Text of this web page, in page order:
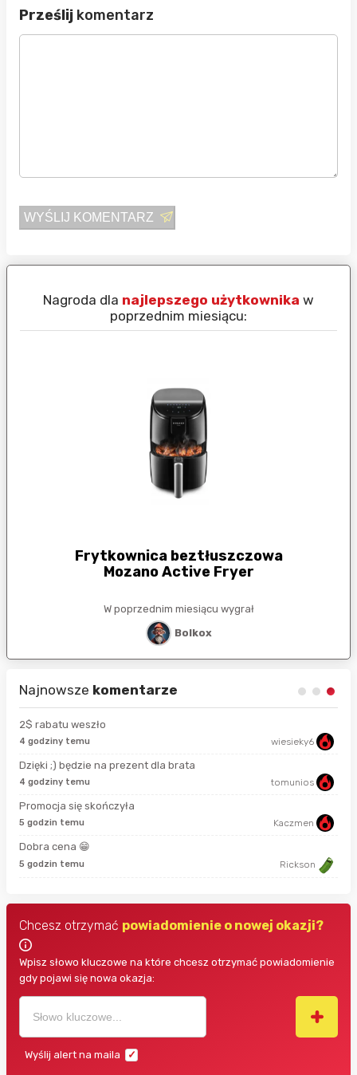
Prześlij komentarz
WYŚLIJ KOMENTARZ
Nagroda dla najlepszego użytkownika w
poprzednim miesiącu:
Frytkownica beztłuszczowa
Mozano Active Fryer
W poprzednim miesiącu wygrał
Bolkox
Najnowsze komentarze
2$ rabatu weszło
4 godziny temu wiesieky6
Dzięki ;) będzie na prezent dla brata
4 godziny temu tomunios
Promocja się skończyła
5 godzin temu Kaczmen
Dobra cena 😁
5 godzin temu Rickson
Chcesz otrzymać powiadomienie o nowej okazji?
Wpisz słowo kluczowe na które chcesz otrzymać powiadomienie
gdy pojawi się nowa okazja:
Wyślij alert na maila